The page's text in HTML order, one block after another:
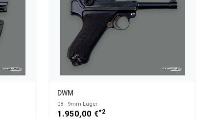
DWM
08 - 9mm Luger
1.950,00 €*2